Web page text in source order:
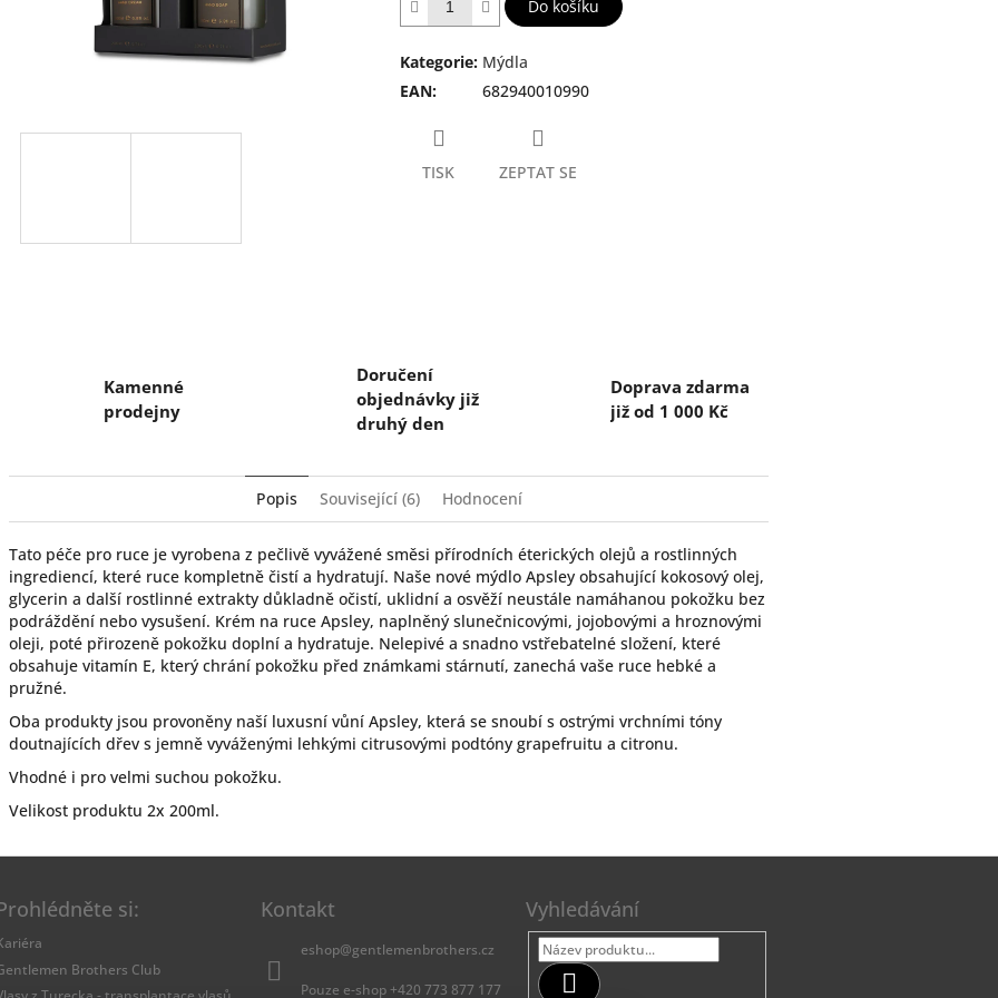
hvězdiček.
Do košíku
Kategorie: Mýdla
EAN: 682940010990
TISK ZEPTAT SE
Kamenné
prodejny
Doručení
objednávky již
druhý den
Doprava zdarma
již od 1 000 Kč
Popis Související (6) Hodnocení
Tato péče pro ruce je vyrobena z pečlivě vyvážené směsi přírodních éterických olejů a rostlinných
ingrediencí, které ruce kompletně čistí a hydratují. Naše nové mýdlo Apsley obsahující kokosový olej,
glycerin a další rostlinné extrakty důkladně očistí, uklidní a osvěží neustále namáhanou pokožku bez
podráždění nebo vysušení. Krém na ruce Apsley, naplněný slunečnicovými, jojobovými a hroznovými
oleji, poté přirozeně pokožku doplní a hydratuje. Nelepivé a snadno vstřebatelné složení, které
obsahuje vitamín E, který chrání pokožku před známkami stárnutí, zanechá vaše ruce hebké a
pružné.
Oba produkty jsou provoněny naší luxusní vůní Apsley, která se snoubí s ostrými vrchními tóny
doutnajících dřev s jemně vyváženými lehkými citrusovými podtóny grapefruitu a citronu.
Vhodné i pro velmi suchou pokožku.
Velikost produktu 2x 200ml.
si:
Brothers Club
Kontakt
eshop@gentlemenbrothers.cz
Pouze e-shop +420 773 877 177
Vyhledávání
Hledat